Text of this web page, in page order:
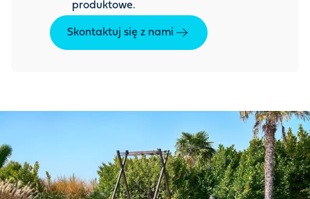
produktowe.
Skontaktuj się z nami